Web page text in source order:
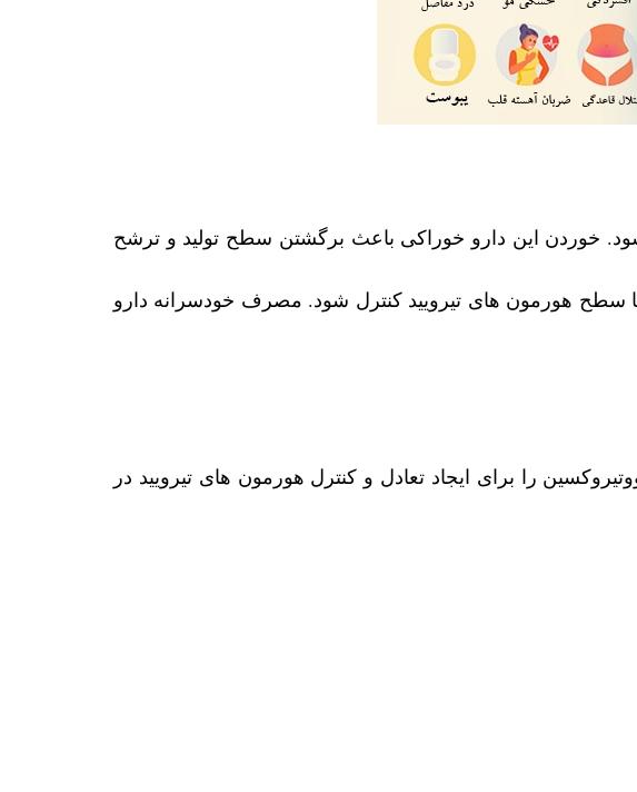
خوردن این دارو خوراکی باعث برگشتن سطح تولید و ترشح
تا سطح هورمون ‌های تیرویید کنترل شود. مصرف خودسرانه دارو
را برای ایجاد تعادل و کنترل هورمون های تیرویید در